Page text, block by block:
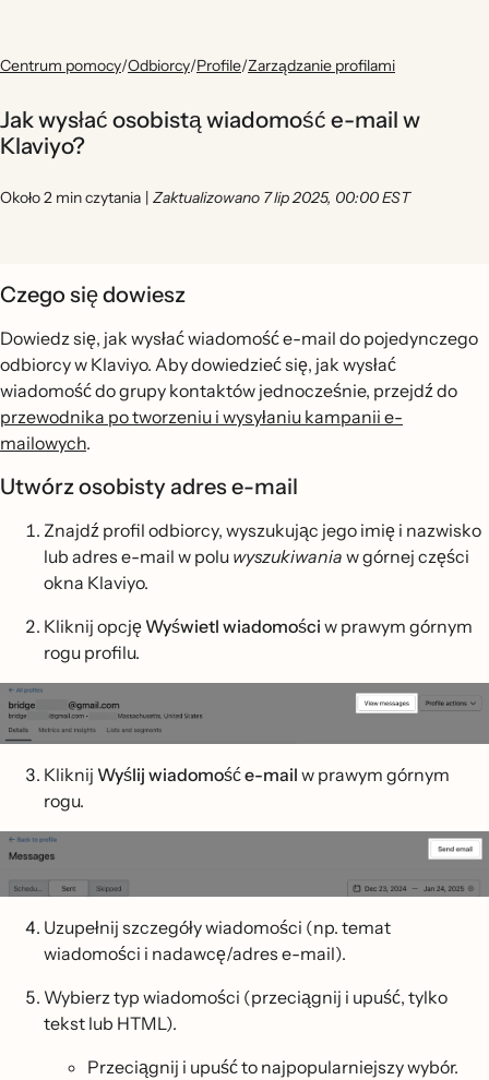
Centrum pomocy/Odbiorcy/Profile/Zarządzanie profilami
Jak wysłać osobistą wiadomość e-mail w
Klaviyo?
Około 2 min czytania | Zaktualizowano 7 lip 2025, 00:00 EST
Czego się dowiesz
Dowiedz się, jak wysłać wiadomość e-mail do pojedynczego
odbiorcy w Klaviyo. Aby dowiedzieć się, jak wysłać
wiadomość do grupy kontaktów jednocześnie, przejdź do
przewodnika po tworzeniu i wysyłaniu kampanii e-
mailowych.
Utwórz osobisty adres e-mail
Znajdź profil odbiorcy, wyszukując jego imię i nazwisko
lub adres e-mail w polu wyszukiwania w górnej części
okna Klaviyo.
Kliknij opcjęWyświetl wiadomości w prawym górnym
rogu profilu.
Kliknij Wyślij wiadomość e-mail w prawym górnym
rogu.
Uzupełnij szczegóły wiadomości (np. temat
wiadomości i nadawcę/adres e-mail).
Wybierz typ wiadomości (przeciągnij i upuść, tylko
tekst lub HTML).
Przeciągnij i upuść to najpopularniejszy wybór.